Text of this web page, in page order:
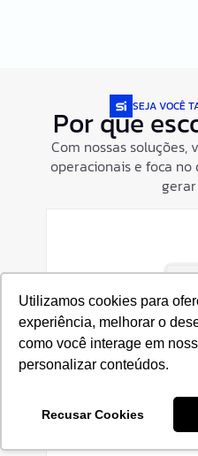
Utilizamos cookies para
experiência, melhorar o
como você interage em
personalizar conteúdos.
Recusar Cookies
SEJA VOCÊ
Por que
Com nossas
operacionais e foca
Seja você um